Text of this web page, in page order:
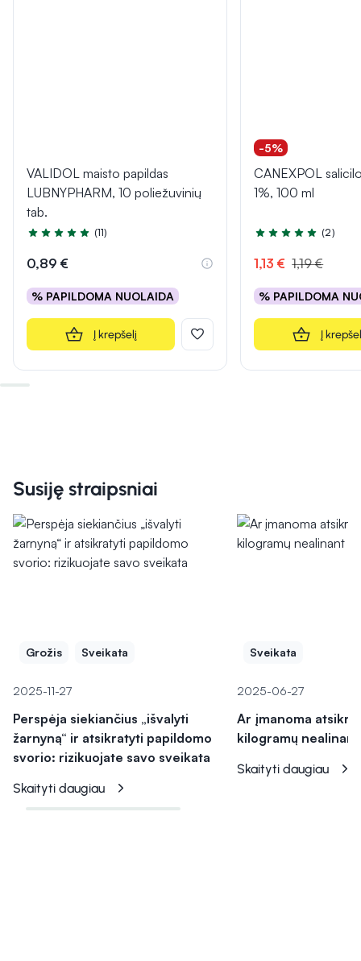
VALIDOL maisto papildas
LUBNYPHARM, 10 poliežuvinių
tab.
Įvertinimas 5.0 iš 5
(11)
0,89 €
% PAPILDOMA NUOLAIDA
Į krepšelį
-5%
CANEXPOL
1%, 100 ml
Įvertinimas 5.0 iš 5
(2)
1,13 € 1,19 €
% PAPILDOMA
Į
Susiję straipsniai
Grožis Sveikata
2025-11-27
Perspėja siekiančius „išvalyti
žarnyną“ ir atsikratyti papildomo
svorio: rizikuojate savo sveikata
Skaityti daugiau
Sveikata
2025-06-27
Ar įmanoma
kilogramų
Skaityti daugiau